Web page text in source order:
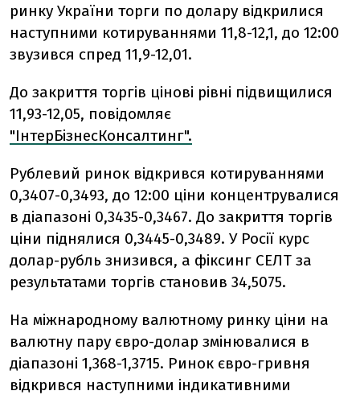
ринку України торги по долару відкрилися
наступними котируваннями 11,8-12,1, до 12:00
звузився спред 11,9-12,01.
До закриття торгів цінові рівні підвищилися
11,93-12,05, повідомляє
"ІнтерБізнесКонсалтинг".
Рублевий ринок відкрився котируваннями
0,3407-0,3493, до 12:00 ціни концентрувалися
в діапазоні 0,3435-0,3467. До закриття торгів
ціни піднялися 0,3445-0,3489. У Росії курс
долар-рубль знизився, а фіксинг СЕЛТ за
результатами торгів становив 34,5075.
На міжнародному валютному ринку ціни на
валютну пару євро-долар змінювалися в
діапазоні 1,368-1,3715. Ринок євро-гривня
відкрився наступними індикативними